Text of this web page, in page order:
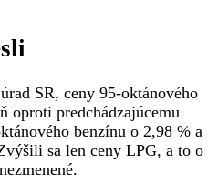
SR, ceny 95-oktánového
oproti predchádzajúcemu
benzínu o 2,98 % a
sa len ceny LPG, a to o